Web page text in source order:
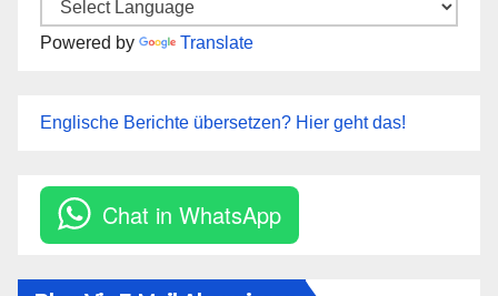
Powered by Translate
Englische Berichte übersetzen? Hier geht das!
Chat in WhatsApp